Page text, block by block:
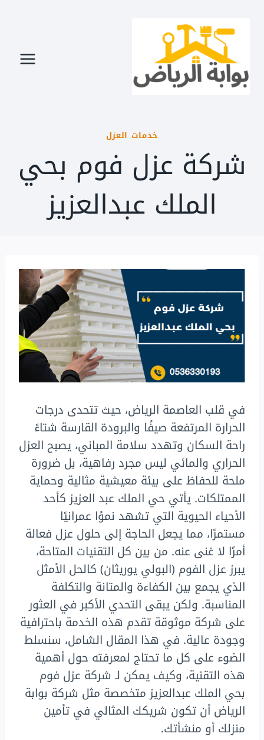
المحتوى
خدمات العزل
شركة عزل فوم بحي
الملك عبدالعزيز
في قلب العاصمة الرياض، حيث تتحدى درجات
الحرارة المرتفعة صيفًا والبرودة القارسة شتاءً
راحة السكان وتهدد سلامة المباني، يصبح العزل
الحراري والمائي ليس مجرد رفاهية، بل ضرورة
ملحة للحفاظ على بيئة معيشية مثالية وحماية
الممتلكات. يأتي حي الملك عبد العزيز كأحد
الأحياء الحيوية التي تشهد نموًا عمرانيًا
مستمرًا، مما يجعل الحاجة إلى حلول عزل فعالة
أمرًا لا غنى عنه. من بين كل التقنيات المتاحة،
يبرز عزل الفوم (البولي يوريثان) كالحل الأمثل
الذي يجمع بين الكفاءة والمتانة والتكلفة
المناسبة. ولكن يبقى التحدي الأكبر في العثور
على شركة موثوقة تقدم هذه الخدمة باحترافية
وجودة عالية. في هذا المقال الشامل، سنسلط
الضوء على كل ما تحتاج لمعرفته حول أهمية
هذه التقنية، وكيف يمكن لـ شركة عزل فوم
بحي الملك عبدالعزيز متخصصة مثل شركة بوابة
الرياض أن تكون شريكك المثالي في تأمين
منزلك أو منشأتك.